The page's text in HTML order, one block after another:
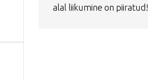
alal liikumine on piiratud!